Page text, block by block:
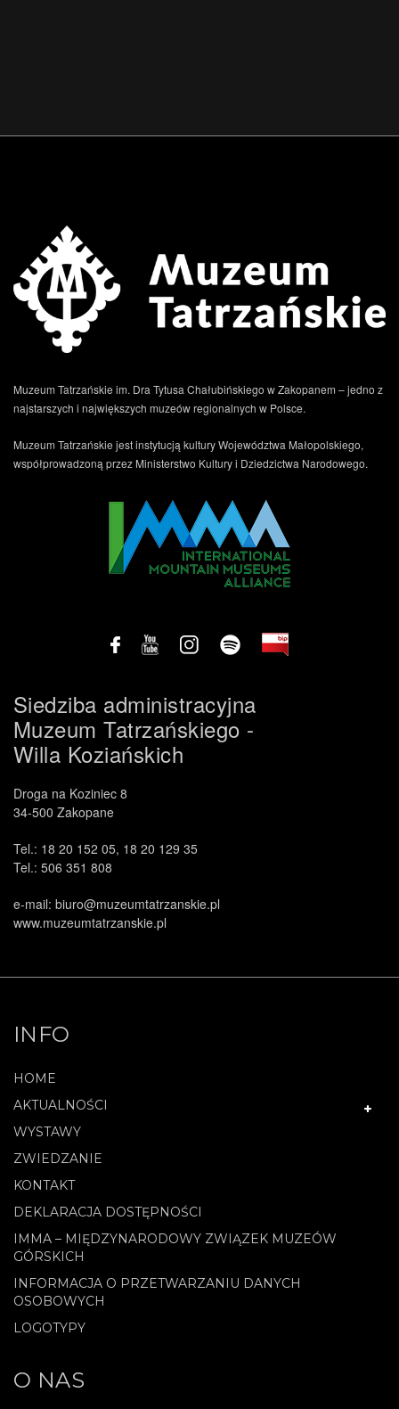
Muzeum Tatrzańskie im. Dra Tytusa Chałubińskiego w Zakopanem – jedno z
najstarszych i największych muzeów regionalnych w Polsce.
Muzeum Tatrzańskie jest instytucją kultury Województwa Małopolskiego,
współprowadzoną przez Ministerstwo Kultury i Dziedzictwa Narodowego.
Siedziba administracyjna
Muzeum Tatrzańskiego -
Willa Koziańskich
Droga na Koziniec 8
34-500 Zakopane
Tel.: 18 20 152 05, 18 20 129 35
Tel.: 506 351 808
e-mail: biuro@muzeumtatrzanskie.pl
www.muzeumtatrzanskie.pl
INFO
HOME
AKTUALNOŚCI
WYSTAWY
ZWIEDZANIE
KONTAKT
DEKLARACJA DOSTĘPNOŚCI
IMMA – MIĘDZYNARODOWY ZWIĄZEK MUZEÓW
GÓRSKICH
INFORMACJA O PRZETWARZANIU DANYCH
OSOBOWYCH
LOGOTYPY
O NAS
.